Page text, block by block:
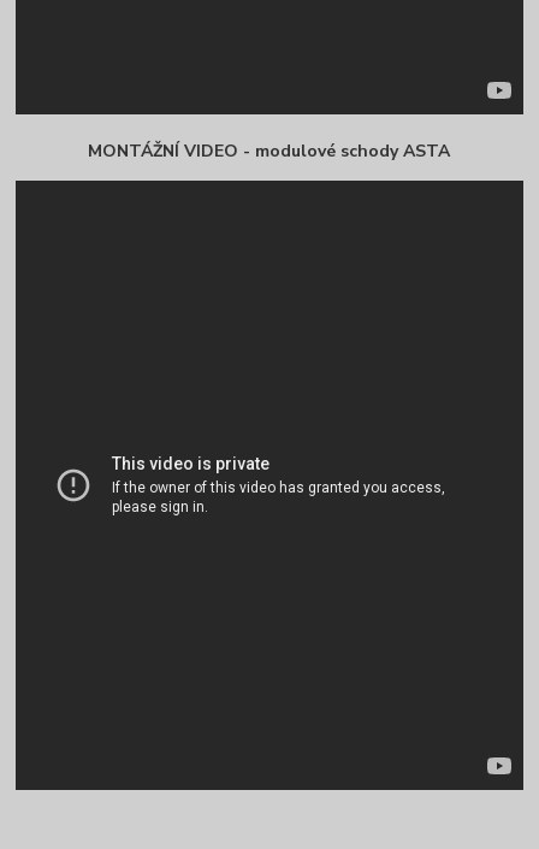
MONTÁŽNÍ VIDEO - modulové schody ASTA